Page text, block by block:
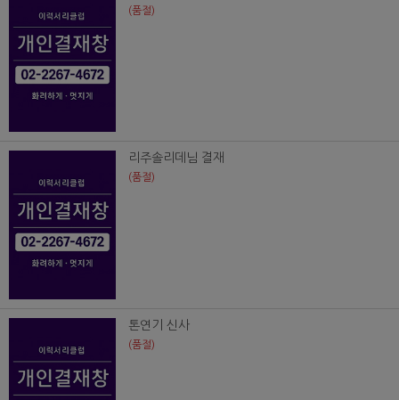
(품절)
리주솔리데님 결재
(품절)
톤연기 신사
(품절)